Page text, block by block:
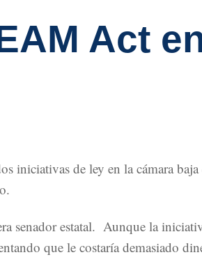
Act
iniciativas de ley en la cámara
senador estatal. Aunque la
que le costaría demasiado